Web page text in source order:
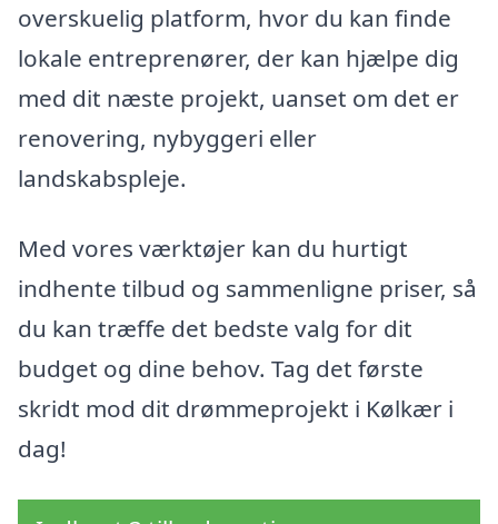
overskuelig platform, hvor du kan finde
lokale entreprenører, der kan hjælpe dig
med dit næste projekt, uanset om det er
renovering, nybyggeri eller
landskabspleje.
Med vores værktøjer kan du hurtigt
indhente tilbud og sammenligne priser, så
du kan træffe det bedste valg for dit
budget og dine behov. Tag det første
skridt mod dit drømmeprojekt i Kølkær i
dag!